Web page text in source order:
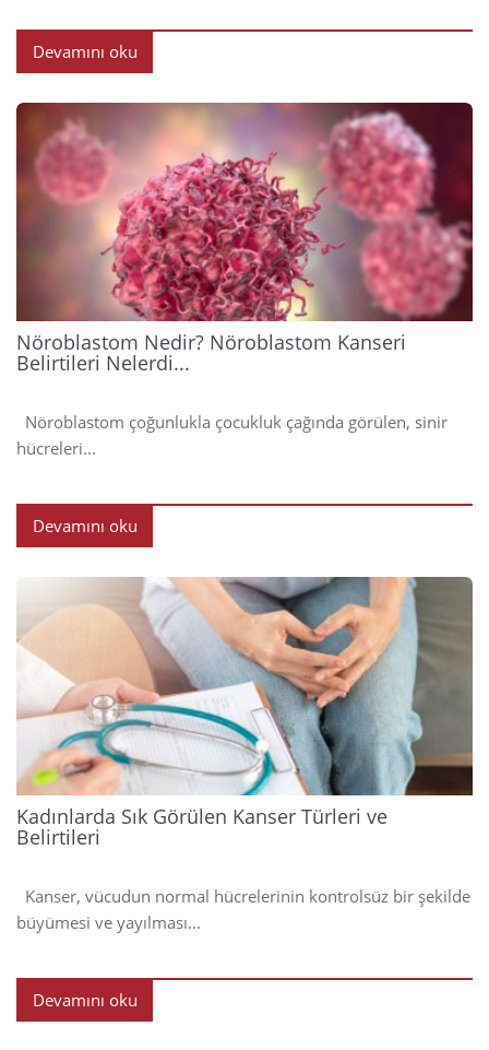
Devamını oku
2024
Nöroblastom Nedir? Nöroblastom Kanseri
Belirtileri Nelerdi...
Nöroblastom çoğunlukla çocukluk çağında görülen, sinir
hücreleri...
Devamını oku
Kadınlarda Sık Görülen Kanser Türleri ve
Belirtileri
Kanser, vücudun normal hücrelerinin kontrolsüz bir şekilde
büyümesi ve yayılması...
Devamını oku